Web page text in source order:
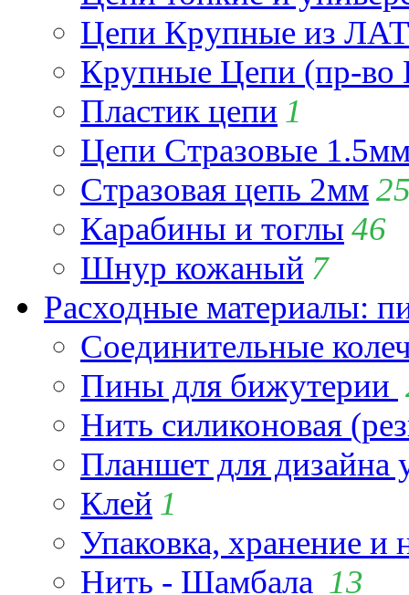
Цепи Крупные из
Крупные Цепи (пр-во
Пластик цепи 1
Цепи Стразовые
Стразовая цепь 2мм
Карабины и тоглы 46
Шнур кожаный 7
Расходные материалы:
Соединительные
Пины для бижутерии
Нить силиконовая
Планшет для
Клей 1
Упаковка, хранение и
Нить - Шамбала 13